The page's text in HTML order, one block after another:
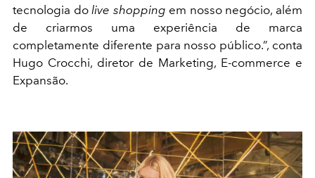
tecnologia dolive shopping em nosso negócio, além
de criarmos uma experiência de marca
completamente diferente para nosso público.”, conta
Hugo Crocchi, diretor de Marketing, E-commerce e
Expansão.